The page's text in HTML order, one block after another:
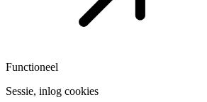
Functioneel
Sessie, inlog cookies